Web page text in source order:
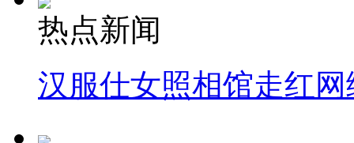
热点新闻
汉服仕女照相馆走红网